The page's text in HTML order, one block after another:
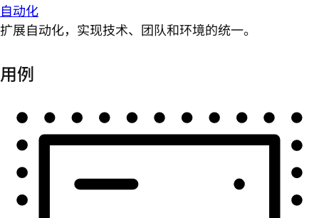
自动化
扩展自动化，实现技术、团队和环境的统一。
用例